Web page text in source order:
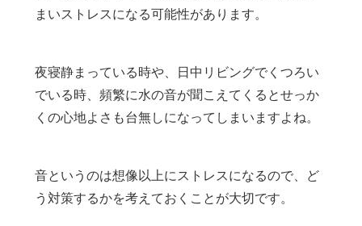
まいストレスになる可能性があります。
夜寝静まっている時や、日中リビングでくつろい
でいる時、頻繁に水の音が聞こえてくるとせっか
くの心地よさも台無しになってしまいますよね。
音というのは想像以上にストレスになるので、ど
う対策するかを考えておくことが大切です。